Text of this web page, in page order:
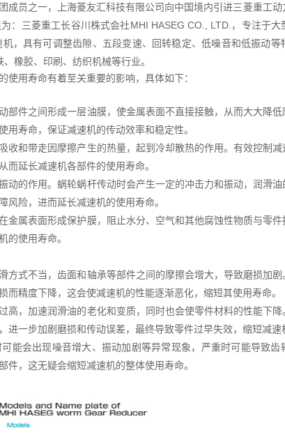
成员之一，上海菱友汇科技有限公司向中国境内引进三菱重工
：三菱重工长谷川株式会社MHI HASEG CO., LTD.，专注于大
，具有可调整齿隙、五段变速、回转稳定、低噪音和低振动等
橡胶、印刷、纺织机械等行业。
用寿命有着至关重要的影响，具体如下：
部件之间形成一层油膜，使金属表面不直接接触，从而大大降低
寿命，保证减速机的传动效率和稳定性。
收和带走因摩擦产生的热量，起到冷却散热的作用。有效控制
而延长减速机各部件的使用寿命。
动的作用。蜗轮蜗杆传动时会产生一定的冲击力和振动，润滑
险，进而延长减速机的使用寿命。
金属表面形成保护膜，阻止水分、空气和其他腐蚀性物质与零
的使用寿命。
方式不当，齿面和轴承等部件之间的摩擦会增大，导致磨损加剧
精度下降，这会使减速机的性能逐渐恶化，缩短其使用寿命。
高，加速润滑油的老化和变质，同时也会使零件材料的性能下
一步加剧磨损和传动误差，最终导致零件过早失效，缩短减速
能会出现噪音增大、振动加剧等异常现象，严重时可能导致齿
，这无疑会缩短减速机的整体使用寿命。